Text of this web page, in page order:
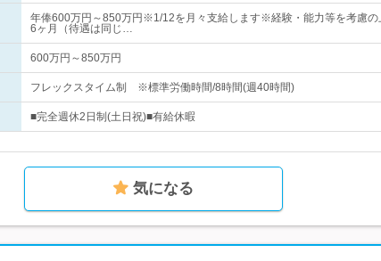
年俸600万円～850万円※1/12を月々支給します※経験・能力等を考慮
6ヶ月（待遇は同じ…
600万円～850万円
フレックスタイム制 ※標準労働時間/8時間(週40時間)
■完全週休2日制(土日祝)■有給休暇
気になる